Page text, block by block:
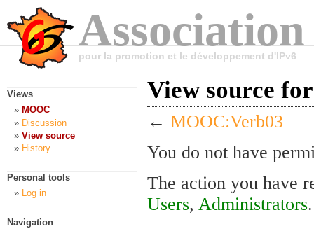
pour la promotion et le développement d'IPv6
View source
← MOOC:Verb03
You do not have
The action you have
Users, Administrators.
Views
MOOC
Discussion
View source
History
Personal tools
Log in
Navigation